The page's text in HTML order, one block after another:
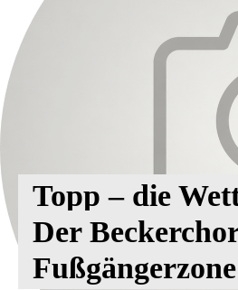
Topp – die
Der
Fußgängerzone